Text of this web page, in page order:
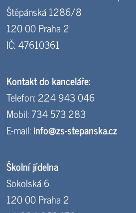
Štěpánská 1286/8
120 00 Praha 2
IČ: 47610361
Kontakt do kanceláře:
Telefon: 224 943 046
Mobil: 734 573 283
E-mail:info@zs-stepanska.cz
Školní jídelna
Sokolská 6
120 00 Praha 2